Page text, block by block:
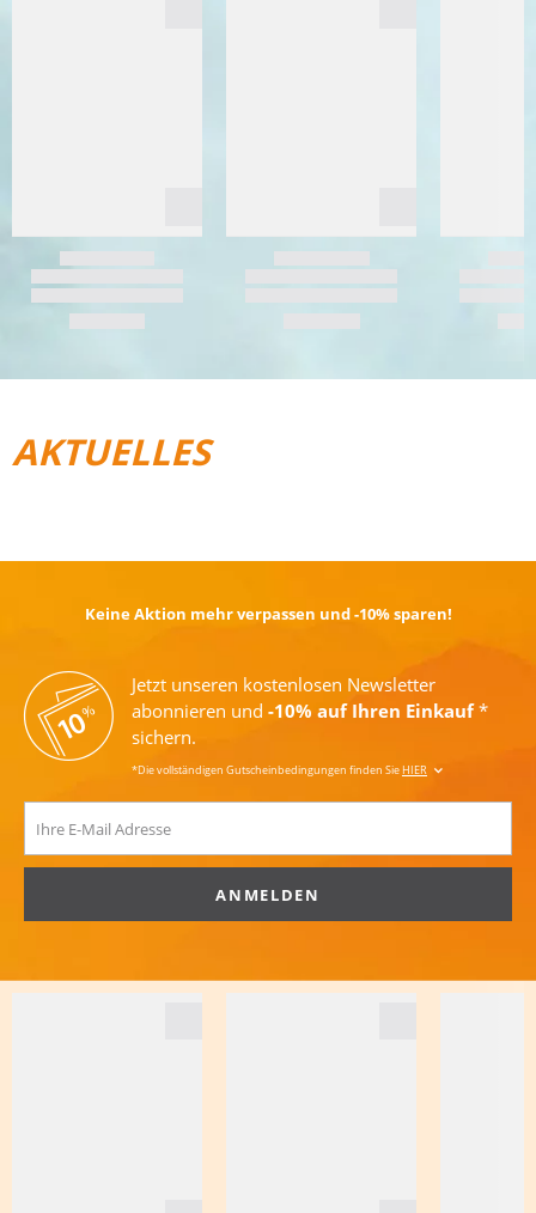
AKTUELLES
Keine Aktion mehr verpassen und -10% sparen!
Jetzt unseren kostenlosen Newsletter
abonnieren und -10% auf Ihren Einkauf*
sichern.
*Die vollständigen Gutscheinbedingungen finden SieHIER
ANMELDEN